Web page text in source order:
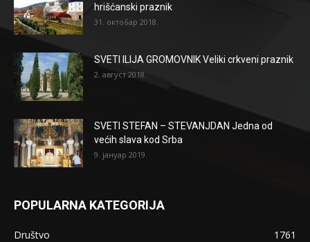
hrišćanski praznik
31. октобар 2018.
SVETI ILIJA GROMOVNIK Veliki crkveni praznik
2. август 2018.
SVETI STEFAN – STEVANJDAN Jedna od
većih slava kod Srba
9. јануар 2019.
POPULARNA KATEGORIJA
Društvo
1761